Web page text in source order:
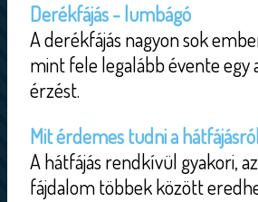
Derékfájás - lumbágó
A derékfájás nagyon sok
mint fele legalább évente
érzést.
Mit érdemes tudni a
A hátfájás rendkívül gyakori,
fájdalom többek között